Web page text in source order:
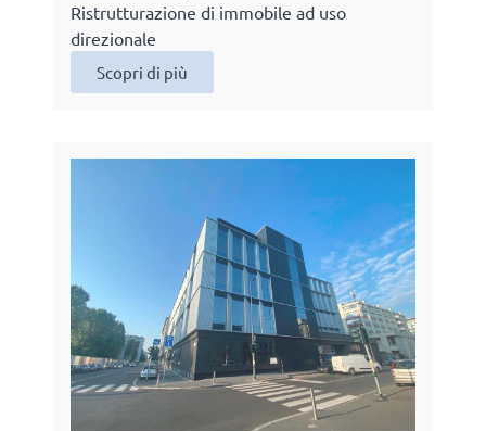
Ristrutturazione di immobile ad uso
direzionale
Scopri di più